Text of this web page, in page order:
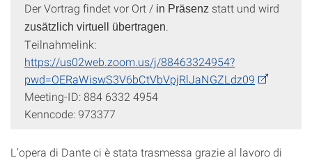
Der Vortrag findet vor Ort / in Präsenz statt und wird
zusätzlich virtuell übertragen
Teilnahmelink:
https://us02web.zoom.us/j/88463324954?
pwd=OERaWiswS3V6bCtVbVpjRlJaNGZLdz09
Meeting-ID: 884 6332 4954
Kenncode: 973377
L’opera di Dante ci è stata trasmessa grazie al lavoro di